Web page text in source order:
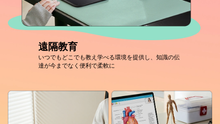
遠隔教育
いつでもどこでも教え学べる環境を提供し、知識の伝
達が今までなく便利で柔軟に